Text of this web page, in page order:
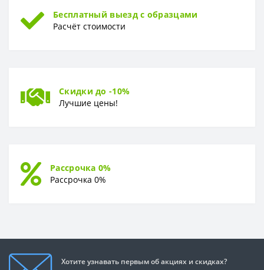
Устойчивость к воздействию мебели
Бесплатный выезд с образцами
Расчёт стоимости
Скидки до -10%
Лучшие цены!
Рассрочка 0%
Рассрочка 0%
Хотите узнавать первым об акциях и скидках?